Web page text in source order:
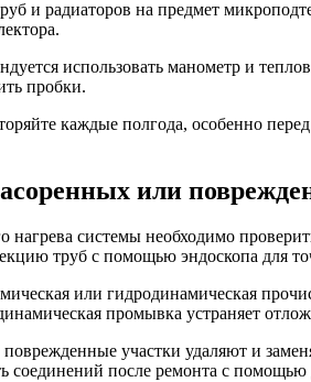
и радиаторов на предмет
использовать манометр и
пробки.
каждые полгода, особенно
или
системы необходимо
труб с помощью эндоскопа для
или гидродинамическая
промывка устраняет
поврежденные участки удаляют и
соединений после ремонта с помощью